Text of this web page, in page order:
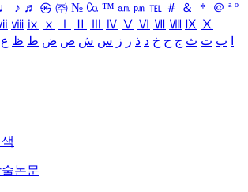
♩ ♪ ♬ ㉿ ㈜ № ㏇ ™ ㏂ ㏘ ℡ ＃ ＆ ＊ ＠ ª º
ⅷ ⅸ ⅹ Ⅳ Ⅴ Ⅵ Ⅶ Ⅷ Ⅸ Ⅹ
ب ت ث ج ح خ د ذ ر ز س ش ص ض ط ظ ع
논문